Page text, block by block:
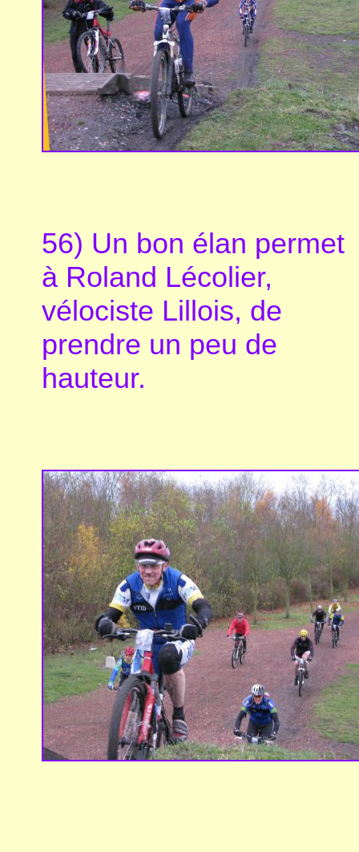
56) Un bon élan permet
à Roland Lécolier,
vélociste Lillois, de
prendre un peu de
hauteur.